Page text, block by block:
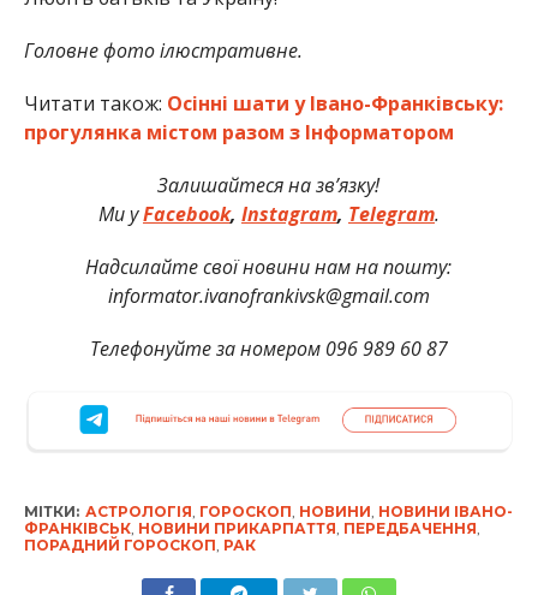
Головне фото ілюстративне.
Читати також: Осінні шати у Івано-Франківську:
прогулянка містом разом з Інформатором
Залишайтеся на зв’язку!
МиуFacebook, Instagram, Telegram.
Надсилайте свої новини нам на пошту:
informator.ivanofrankivsk@gmail.com
Телефонуйте за номером 096 989 60 87
МІТКИ: АСТРОЛОГІЯ ГОРОСКОП НОВИНИ НОВИНИ ІВАНО-
ФРАНКІВСЬК, НОВИНИ ПРИКАРПАТТЯ ПЕРЕДБАЧЕННЯ
ПОРАДНИЙ ГОРОСКОП РАК